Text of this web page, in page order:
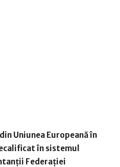
Uniunea Europeană în
în sistemul
Federaţiei